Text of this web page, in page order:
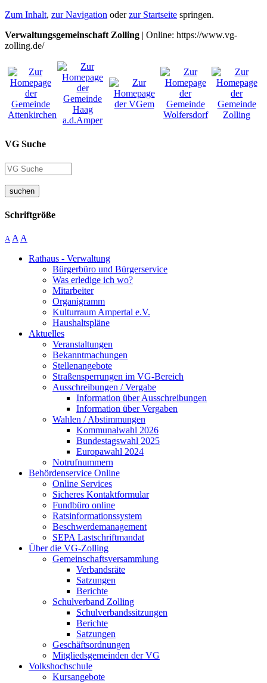
Zum Inhalt, zur Navigation oderzur Startseite springen.
Verwaltungsgemeinschaft Zolling | Online: https://www.vg-
zolling.de/
VG Suche
suchen
Schriftgröße
A A A
Rathaus - Verwaltung
Bürgerbüro und Bürgerservice
Was erledige ich wo?
Mitarbeiter
Organigramm
Kulturraum Ampertal e.V.
Haushaltspläne
Aktuelles
Veranstaltungen
Bekanntmachungen
Stellenangebote
Straßensperrungen im VG-Bereich
Ausschreibungen / Vergabe
Information über Ausschreibungen
Information über Vergaben
Wahlen / Abstimmungen
Kommunalwahl 2026
Bundestagswahl 2025
Europawahl 2024
Notrufnummern
Behördenservice Online
Online Services
Sicheres Kontaktformular
Fundbüro online
Ratsinformationssystem
Beschwerdemanagement
SEPA Lastschriftmandat
Über die VG-Zolling
Gemeinschaftsversammlung
Verbandsräte
Satzungen
Berichte
Schulverband Zolling
Schulverbandssitzungen
Berichte
Satzungen
Geschäftsordnungen
Mitgliedsgemeinden der VG
Volkshochschule
Kursangebote